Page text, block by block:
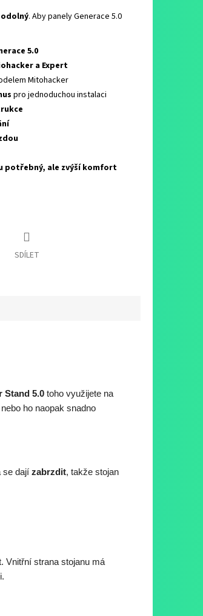
. Aby panely Generace 5.0
5.0
a Expert
Mitohacker
pro jednoduchou instalaci
potřebný, ale zvýší komfort
SDÍLET
Stand 5.0 toho využijete na
ho naopak snadno
se dají zabrzdit, takže stojan
Vnitřní strana stojanu má